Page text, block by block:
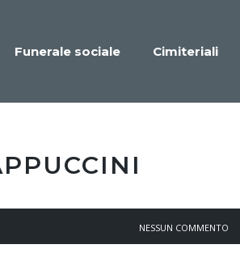
Funerale sociale Cimiteriali
NESSUN COMMENTO